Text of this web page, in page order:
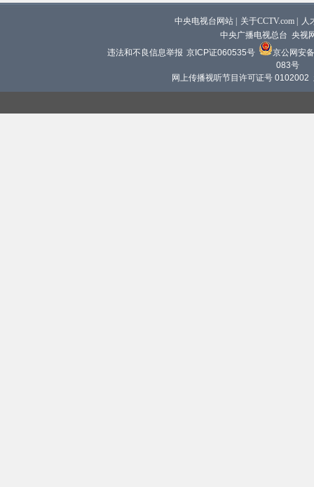
中央电视台网站 关于CCTV.com
人
中央广播电视总台 央视
违法和不良信息举报 京ICP证060535号
京公网安
083号
网上传播视听节目许可证号